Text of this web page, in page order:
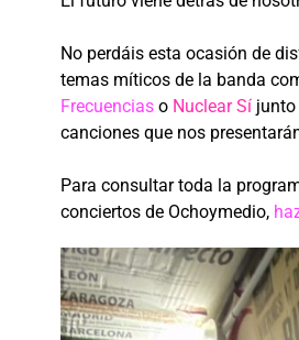
No perdáis esta ocasión de
temas míticos de la banda
Frecuenciaso Nuclear Sí
canciones que nos
Para consultar toda la
conciertos de Ochoymedio,